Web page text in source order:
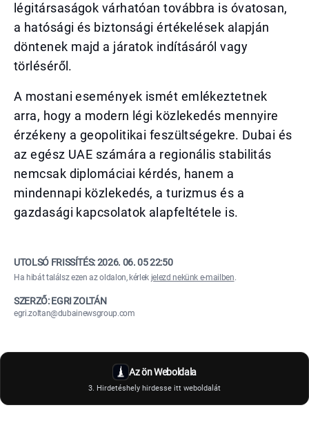
légitársaságok várhatóan továbbra is óvatosan,
a hatósági és biztonsági értékelések alapján
döntenek majd a járatok indításáról vagy
törléséről.
A mostani események ismét emlékeztetnek
arra, hogy a modern légi közlekedés mennyire
érzékeny a geopolitikai feszültségekre. Dubai és
az egész UAE számára a regionális stabilitás
nemcsak diplomáciai kérdés, hanem a
mindennapi közlekedés, a turizmus és a
gazdasági kapcsolatok alapfeltétele is.
UTOLSÓ FRISSÍTÉS:2026. 06. 05 22:50
Ha hibát találsz ezen az oldalon, kérlek jelezd nekünk e-mailben.
SZERZŐ: EGRI ZOLTÁN
egri.zoltan@dubainewsgroup.com
Az ön Weboldala
3. Hirdetéshely hirdesse itt weboldalát